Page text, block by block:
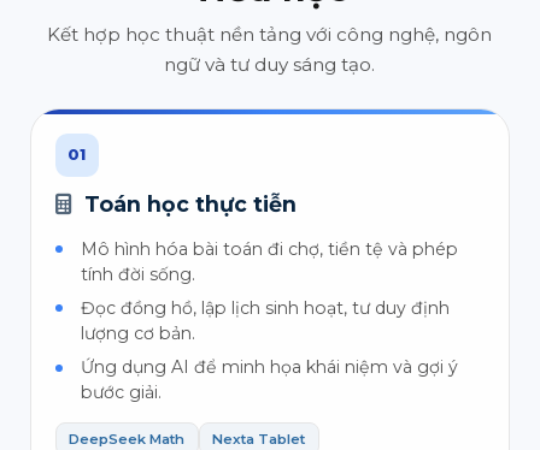
Kết hợp học thuật nền tảng với công nghệ, ngôn
ngữ và tư duy sáng tạo.
01
Toán học thực tiễn
Mô hình hóa bài toán đi chợ, tiền tệ và phép
tính đời sống.
Đọc đồng hồ, lập lịch sinh hoạt, tư duy định
lượng cơ bản.
Ứng dụng AI để minh họa khái niệm và gợi ý
bước giải.
DeepSeek Math Nexta Tablet